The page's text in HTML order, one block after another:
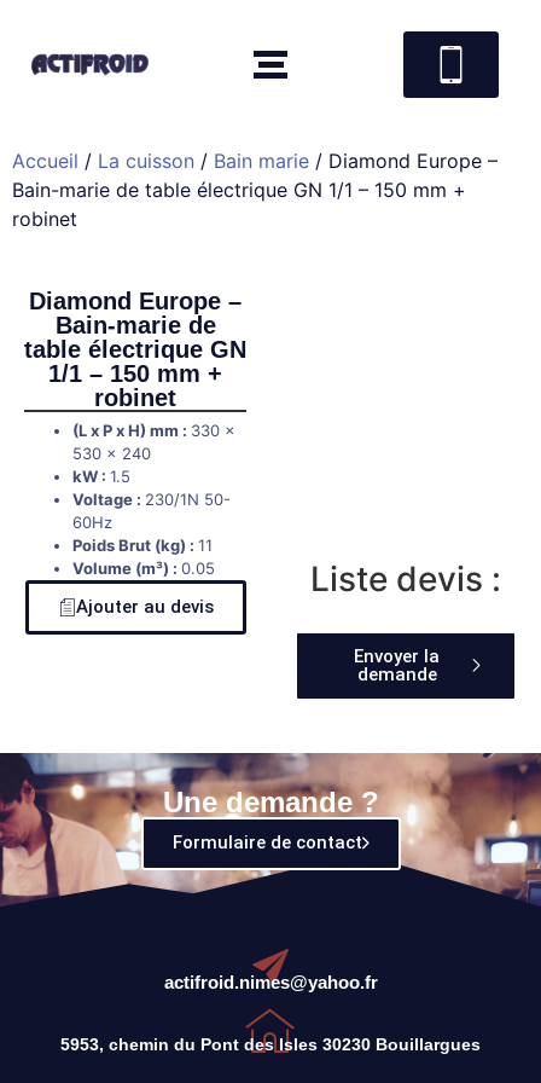
Accueil / La cuisson / Bain marie / Diamond Europe –
Bain-marie de table électrique GN 1/1 – 150 mm +
robinet
Diamond Europe –
Bain-marie de
table électrique GN
1/1 – 150 mm +
robinet
(L x P x H) mm : 330 x
530 x 240
kW : 1.5
Voltage : 230/1N 50-
60Hz
Poids Brut (kg) : 11
Volume (m³) : 0.05
Ajouter au devis
Liste devis :
Envoyer la
demande
Une demande ?
Formulaire de contact
actifroid.nimes@yahoo.fr
5953, chemin du Pont des Isles 30230 Bouillargues